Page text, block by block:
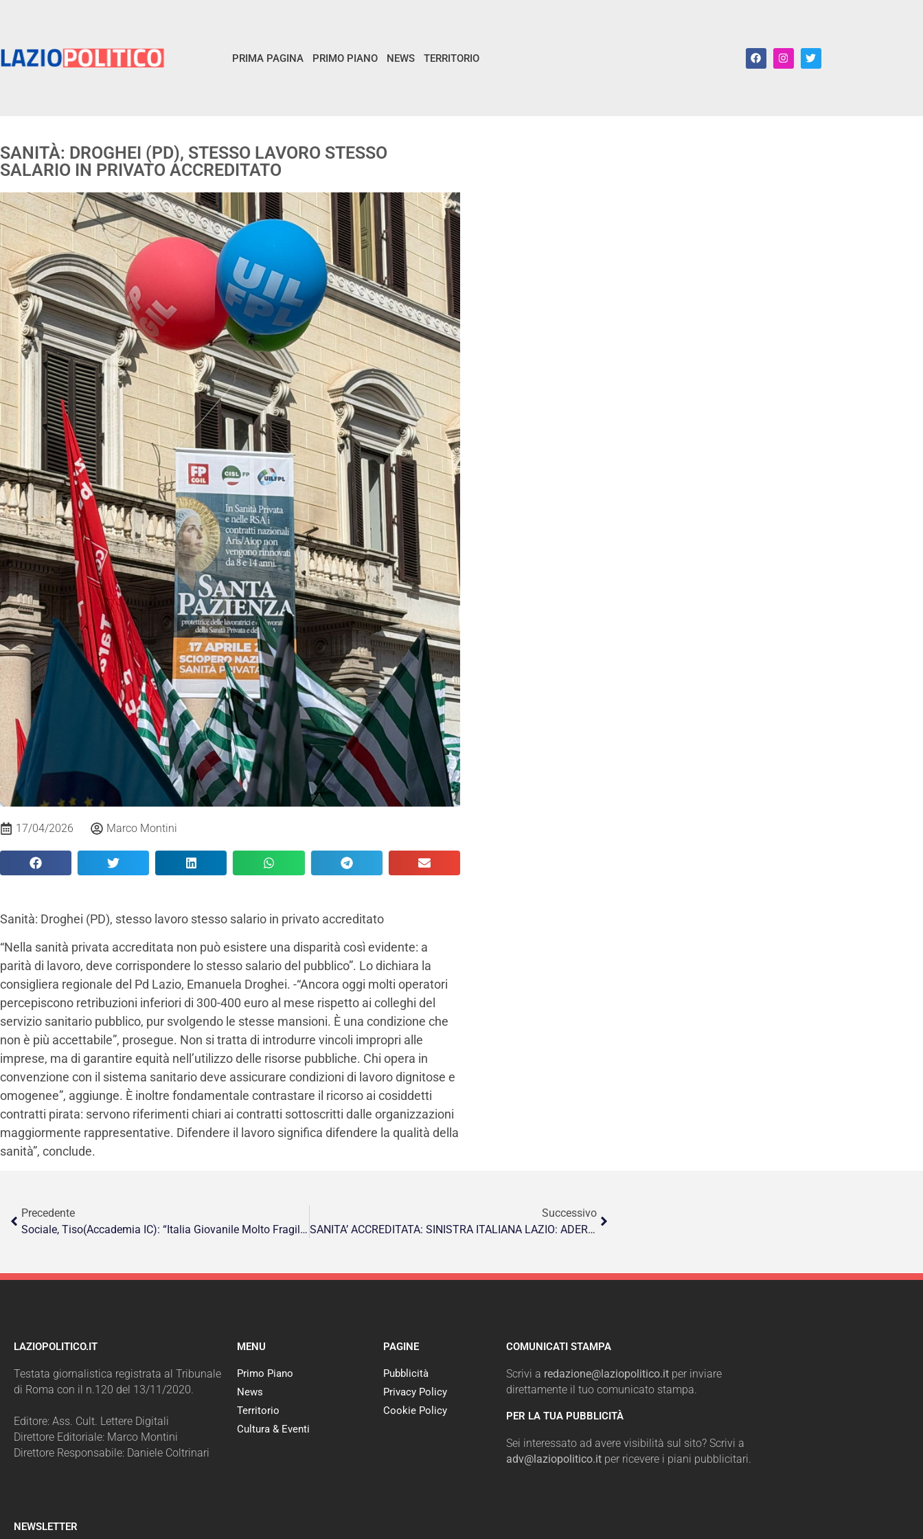
PRIMA PAGINA PRIMO PIANO NEWS TERRITORIO
SANITÀ: DROGHEI (PD), STESSO LAVORO STESSO
SALARIO IN PRIVATO ACCREDITATO
17/04/2026 Marco Montini
Sanità: Droghei (PD), stesso lavoro stesso salario in privato accreditato
“Nella sanità privata accreditata non può esistere una disparità così evidente: a
parità di lavoro, deve corrispondere lo stesso salario del pubblico”. Lo dichiara la
consigliera regionale del Pd Lazio, Emanuela Droghei. -“Ancora oggi molti operatori
percepiscono retribuzioni inferiori di 300-400 euro al mese rispetto ai colleghi del
servizio sanitario pubblico, pur svolgendo le stesse mansioni. È una condizione che
non è più accettabile”, prosegue. Non si tratta di introdurre vincoli impropri alle
imprese, ma di garantire equità nell’utilizzo delle risorse pubbliche. Chi opera in
convenzione con il sistema sanitario deve assicurare condizioni di lavoro dignitose e
omogenee”, aggiunge. È inoltre fondamentale contrastare il ricorso ai cosiddetti
contratti pirata: servono riferimenti chiari ai contratti sottoscritti dalle organizzazioni
maggiormente rappresentative. Difendere il lavoro significa difendere la qualità della
sanità”, conclude.
Precedente
Sociale, Tiso(Accademia IC): “Italia Giovanile Molto Fragile”
Successivo
SANITA’ ACCREDITATA: SINISTRA ITALIANA LAZIO: ADERIAMO ALLO SCIOPERO
LAZIOPOLITICO.IT
Testata giornalistica registrata al Tribunale
di Roma con il n.120 del 13/11/2020.
Editore: Ass. Cult. Lettere Digitali
Direttore Editoriale: Marco Montini
Direttore Responsabile: Daniele Coltrinari
MENU
Primo Piano
News
Territorio
Cultura & Eventi
PAGINE
Pubblicità
Privacy Policy
Cookie Policy
COMUNICATI STAMPA
Scrivi a redazione@laziopolitico.itper inviare
direttamente il tuo comunicato stampa.
PER LA TUA PUBBLICITÀ
Sei interessato ad avere visibilità sul sito? Scrivi a
adv@laziopolitico.it per ricevere i piani pubblicitari.
NEWSLETTER